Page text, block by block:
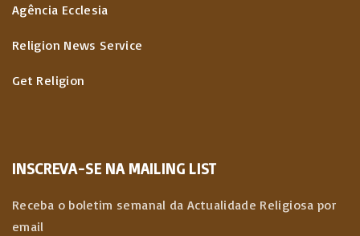
Agência Ecclesia
Religion News Service
Get Religion
INSCREVA-SE NA MAILING LIST
Receba o boletim semanal da Actualidade Religiosa por
email